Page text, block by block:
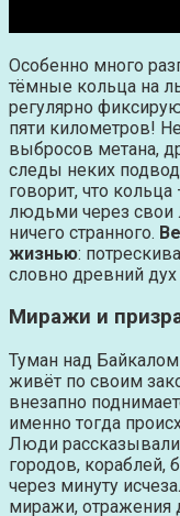
Особенно много
тёмные кольца на
регулярно
пяти километров!
выбросов метана,
следы неких
говорит, что
людьми через свои
ничего странного.
жизнью:
словно древний
Миражи и
Туман над
живёт по своим
внезапно
именно тогда
Люди рассказывали,
городов,
через минуту
миражи, отражения